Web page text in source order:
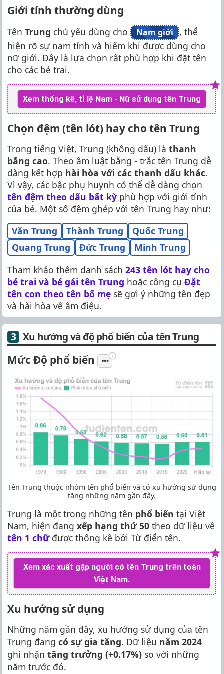
Giới tính thường dùng
Tên Trung chủ yếu dùng cho Nam giới
, thể
hiện rõ sự nam tính và hiếm khi được dùng cho
nữ giới. Đây là lựa chọn rất phù hợp khi đặt tên
cho các bé trai.
Xem thống kê, tỉ lệ Nam - Nữ sử dụng tên Trung
Chọn đệm (tên lót) hay cho tên Trung
Trong tiếng Việt, Trung (không dấu) là thanh
bằng cao. Theo âm luật bằng - trắc tên Trung dễ
dàng kết hợp hài hòa với các thanh dấu khác.
Vì vậy, các bậc phụ huynh có thể dễ dàng chọn
tên đệm theo dấu bất kỳ phù hợp với giới tính
của bé. Một số đệm ghép với tên Trung hay như:
Văn Trung
Thành Trung
Quốc Trung
Quang Trung
Đức Trung
Minh Trung
Tham khảo thêm danh sách 243 tên lót hay cho
bé trai và bé gái tên Trung hoặc công cụ Đặt
tên con theo tên bố mẹ sẽ gợi ý những tên đẹp
và hài hòa về âm điệu.
Xu hướng và độ phổ biến của tên Trung
Mức Độ phổ biến
Tên Trung thuộc nhóm tên phổ biến và có xu hướng sử dụng
tăng những năm gần đây.
Trung là một trong những tên phổ biến tại Việt
Nam, hiện đang xếp hạng thứ 50 theo dữ liệu về
tên 1 chữđược thống kê bởi Từ điển tên.
Xem xác xuất gặp người có tên Trung trên toàn
Việt Nam.
Xu hướng sử dụng
Những năm gần đây, xu hướng sử dụng của tên
Trung đang có sự gia tăng. Dữ liệu năm 2024
ghi nhận tăng trưởng (+0.17%) so với những
năm trước đó.